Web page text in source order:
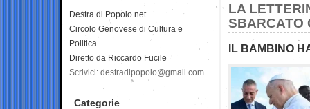
LA
SBARCATO
IL BAMBINO
Destra di Popolo.net
Circolo Genovese di Cultura e
Politica
Diretto da Riccardo Fucile
Scrivici: destradipopolo@gmail.com
Categorie